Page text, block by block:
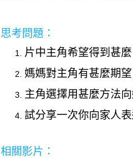
思考問題：
片中主角希望得到甚
媽媽對主角有甚麼期望
主角選擇用甚麼方法
試分享一次你向家人
相關影片：